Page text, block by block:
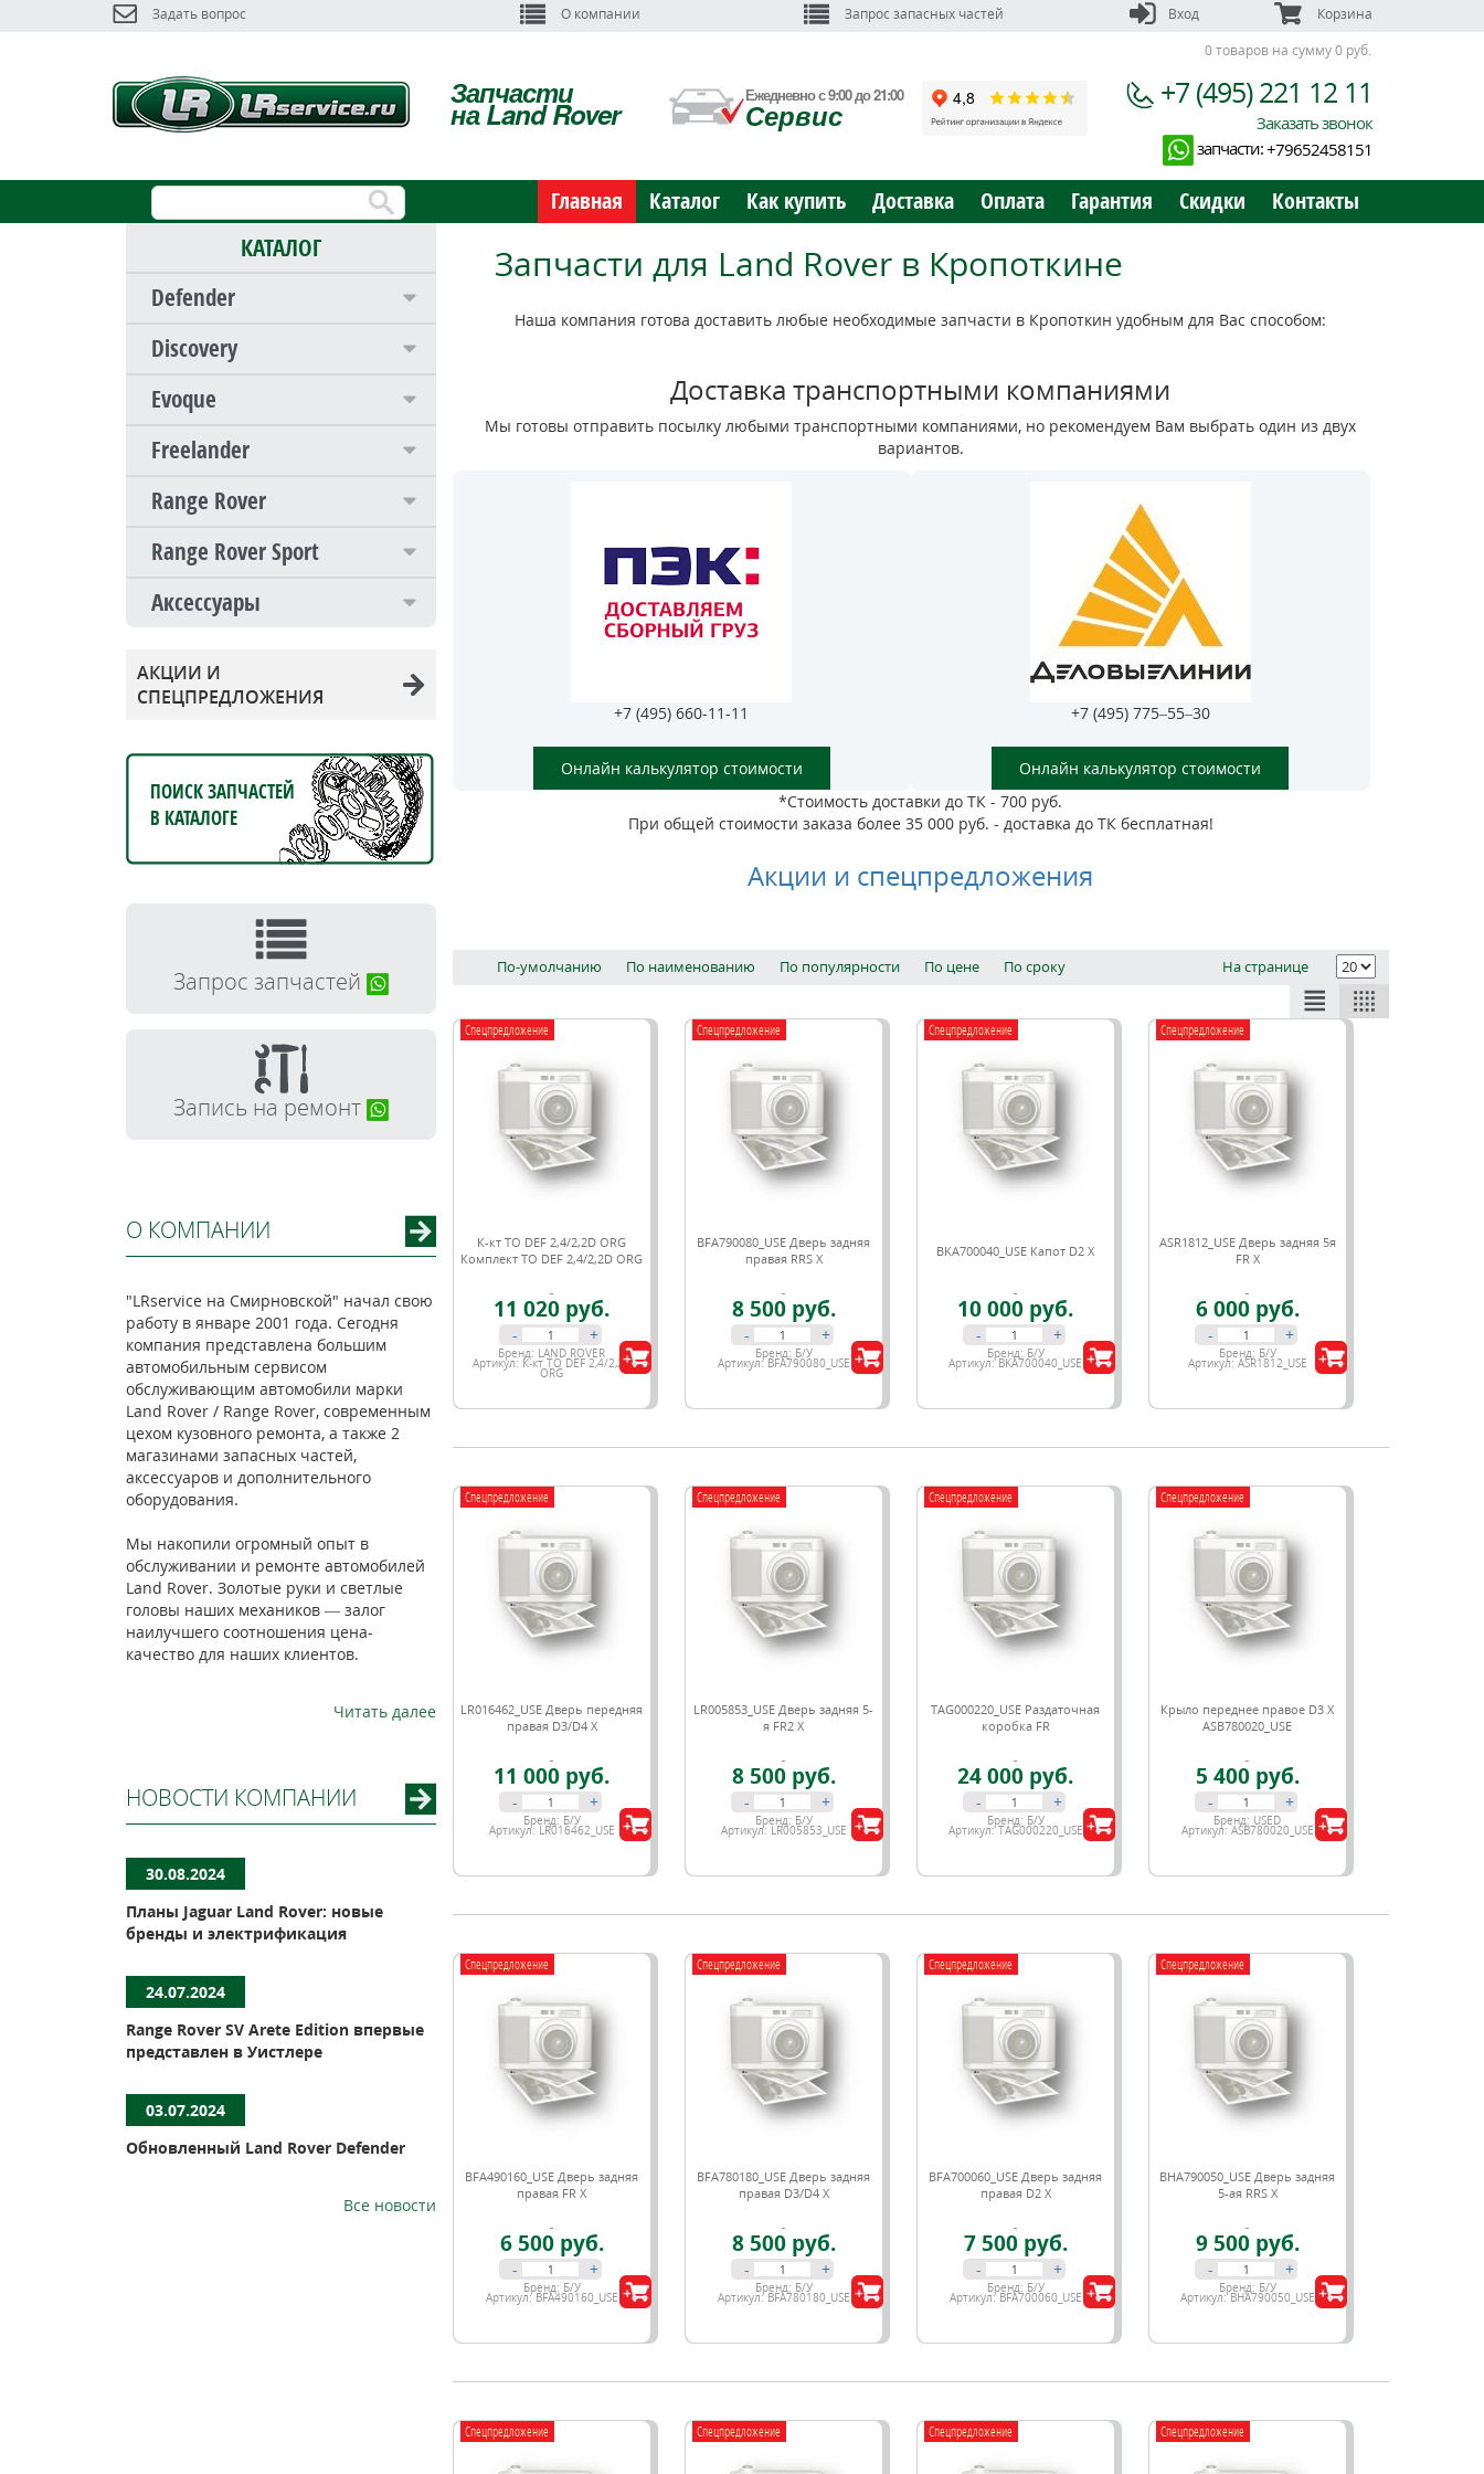
Задать вопрос О компании Запрос запасных частей
Корзина
0 товаров на сумму 0 руб.
Вход
Запчасти
на Land Rover
Ежедневно с 9:00 до 21:00
Сервис
+7 (495) 221 12 11
Заказать звонок
запчасти:+79652458151
Главная Каталог Как купить Доставка Оплата Гарантия Скидки Контакты
КАТАЛОГ
Defender
Discovery
Evoque
Freelander
Range Rover
Range Rover Sport
Аксессуары
АКЦИИ И
СПЕЦПРЕДЛОЖЕНИЯ
ПОИСК ЗАПЧАСТЕЙ
В КАТАЛОГЕ
Запрос запчастей
Запись на ремонт
О КОМПАНИИ
"LRservice на Смирновской" начал свою
работу в январе 2001 года. Сегодня
компания представлена большим
автомобильным сервисом
обслуживающим автомобили марки
Land Rover / Range Rover, современным
цехом кузовного ремонта, а также 2
магазинами запасных частей,
аксессуаров и дополнительного
оборудования.
Мы накопили огромный опыт в
обслуживании и ремонте автомобилей
Land Rover. Золотые руки и светлые
головы наших механиков — залог
наилучшего соотношения цена-
качество для наших клиентов.
Читать далее
НОВОСТИ КОМПАНИИ
30.08.2024
Планы Jaguar Land Rover: новые
бренды и электрификация
24.07.2024
Range Rover SV Arete Edition впервые
представлен в Уистлере
03.07.2024
Обновленный Land Rover Defender
Все новости
Запчасти для Land Rover в Кропоткине
Наша компания готова доставить любые необходимые запчасти в Кропоткин удобным для Вас способом:
Доставка транспортными компаниями
Мы готовы отправить посылку любыми транспортными компаниями, но рекомендуем Вам выбрать один из двух
вариантов.
+7 (495) 660-11-11
Онлайн калькулятор стоимости
+7 (495) 775–55–30
Онлайн калькулятор стоимости
*Стоимость доставки до ТК - 700 руб.
При общей стоимости заказа более 35 000 руб. - доставка до ТК бесплатная!
Акции и спецпредложения
По-умолчанию По наименованию По популярности По цене По сроку На странице
Спецпредложение
К-кт ТО DEF 2,4/2,2D ORG
Комплект ТО DEF 2,4/2,2D ORG
11 020 руб.
- +
Бренд: LAND ROVER
Артикул: К-кт ТО DEF 2,4/2,2D
ORG
Спецпредложение
BFA790080_USE Дверь задняя
правая RRS X
8 500 руб.
- +
Бренд: Б/У
Артикул: BFA790080_USE
Спецпредложение
BKA700040_USE Капот D2 X
10 000 руб.
- +
Бренд: Б/У
Артикул: BKA700040_USE
Спецпредложение
ASR1812_USE Дверь задняя 5я
FR X
6 000 руб.
- +
Бренд: Б/У
Артикул: ASR1812_USE
Спецпредложение
LR016462_USE Дверь передняя
правая D3/D4 Х
11 000 руб.
- +
Бренд: Б/У
Артикул: LR016462_USE
Спецпредложение
LR005853_USE Дверь задняя 5-
я FR2 X
8 500 руб.
- +
Бренд: Б/У
Артикул: LR005853_USE
Спецпредложение
TAG000220_USE Раздаточная
коробка FR
24 000 руб.
- +
Бренд: Б/У
Артикул:TAG000220_USE
Спецпредложение
Крыло переднее правое D3 X
ASB780020_USE
5 400 руб.
- +
Бренд: USED
Артикул: ASB780020_USE
Спецпредложение
BFA490160_USE Дверь задняя
правая FR X
6 500 руб.
- +
Бренд: Б/У
Артикул: BFA490160_USE
Спецпредложение
BFA780180_USE Дверь задняя
правая D3/D4 X
8 500 руб.
- +
Бренд: Б/У
Артикул: BFA780180_USE
Спецпредложение
BFA700060_USE Дверь задняя
правая D2 X
7 500 руб.
- +
Бренд: Б/У
Артикул: BFA700060_USE
Спецпредложение
BHA790050_USE Дверь задняя
5-ая RRS X
9 500 руб.
- +
Бренд: Б/У
Артикул: BHA790050_USE
Спецпредложение Спецпредложение Спецпредложение Спецпредложение